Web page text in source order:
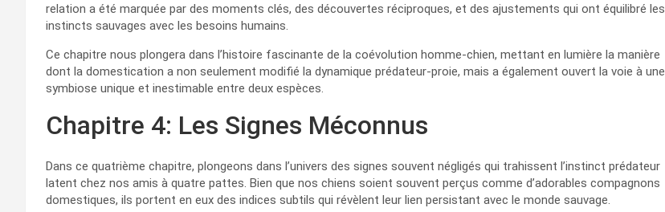
relation a été marquée par des moments clés, des découvertes réciproques, et des ajustements qui ont équilibré les
instincts sauvages avec les besoins humains.
Ce chapitre nous plongera dans l’histoire fascinante de la coévolution homme-chien, mettant en lumière la manière
dont la domestication a non seulement modifié la dynamique prédateur-proie, mais a également ouvert la voie à une
symbiose unique et inestimable entre deux espèces.
Chapitre 4: Les Signes Méconnus
Dans ce quatrième chapitre, plongeons dans l’univers des signes souvent négligés qui trahissent l’instinct prédateur
latent chez nos amis à quatre pattes. Bien que nos chiens soient souvent perçus comme d’adorables compagnons
domestiques, ils portent en eux des indices subtils qui révèlent leur lien persistant avec le monde sauvage.